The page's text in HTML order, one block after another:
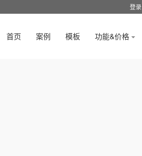
登录
首页 案例 模板 功能&价格